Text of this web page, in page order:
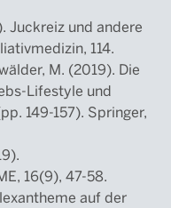
Juckreiz und andere
114.
M. (2019). Die
Lifestyle und
149-157). Springer,
16(9), 47-58.
auf der